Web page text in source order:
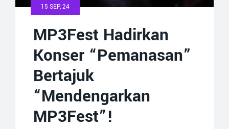
15 SEP, 24
MP3Fest Hadirkan
Konser “Pemanasan”
Bertajuk
“Mendengarkan
MP3Fest”!